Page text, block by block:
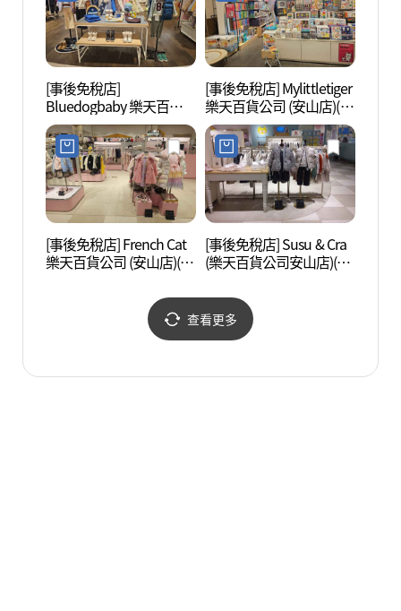
[事後免稅店]
Bluedogbaby 樂天百貨
公司 (安山店)(블루독베이
비 롯데백화점 안산점)
[事後免稅店] Mylittletiger
樂天百貨公司 (安山店)(마
이리틀타이거 롯데백화
점 안산점)
[事後免稅店] French Cat
樂天百貨公司 (安山店)(프
[事後免稅店] Susu & Cra
(樂天百貨公司安山店)(슈
산점)
查看更多